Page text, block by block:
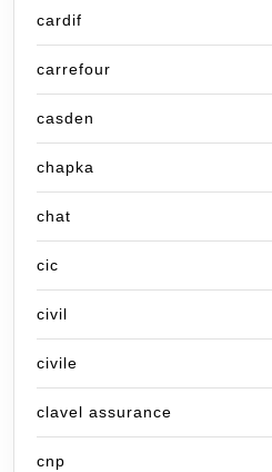
cardif
carrefour
casden
chapka
chat
cic
civil
civile
clavel assurance
cnp